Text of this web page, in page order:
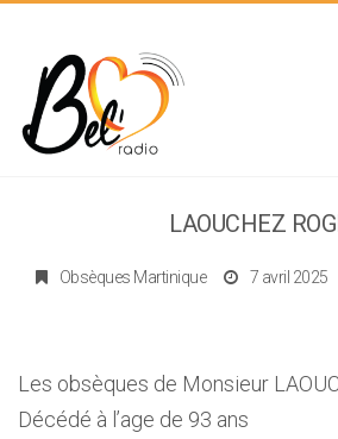
LAOUCHEZ
Obsèques Martinique 7 avril 2025
Les obsèques de Monsieur
Décédé à l’age de 93 ans